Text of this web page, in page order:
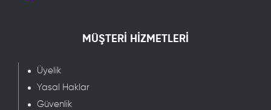
MÜŞTERİ HİZMETLERİ
Üyelik
Yasal Haklar
Güvenlik